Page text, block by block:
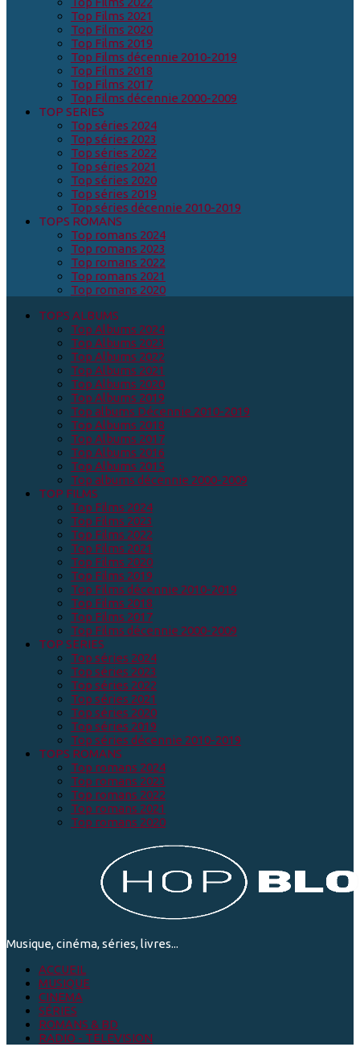
Top Films 2021
Top Films 2020
Top Films 2019
Top Films décennie 2010-2019
Top Films 2018
Top Films 2017
Top Films décennie 2000-2009
TOP SERIES
Top séries 2024
Top séries 2023
Top séries 2022
Top séries 2021
Top séries 2020
Top séries 2019
Top séries décennie 2010-2019
TOPS ROMANS
Top romans 2024
Top romans 2023
Top romans 2022
Top romans 2021
Top romans 2020
TOPS ALBUMS
Top Albums 2024
Top Albums 2023
Top Albums 2022
Top Albums 2021
Top Albums 2020
Top Albums 2019
Top albums Décennie 2010-2019
Top Albums 2018
Top Albums 2017
Top Albums 2016
Top Albums 2015
Top albums décennie 2000-2009
TOP FILMS
Top Films 2024
Top Films 2023
Top Films 2022
Top Films 2021
Top Films 2020
Top Films 2019
Top Films décennie 2010-2019
Top Films 2018
Top Films 2017
Top Films décennie 2000-2009
TOP SERIES
Top séries 2024
Top séries 2023
Top séries 2022
Top séries 2021
Top séries 2020
Top séries 2019
Top séries décennie 2010-2019
TOPS ROMANS
Top romans 2024
Top romans 2023
Top romans 2022
Top romans 2021
Top romans 2020
Musique, cinéma, séries, livres...
ACCUEIL
MUSIQUE
CINEMA
SÉRIES
ROMANS & BD
RADIO - TELEVISION